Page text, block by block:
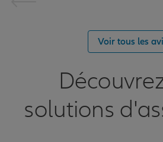
Voir tous les
solutions